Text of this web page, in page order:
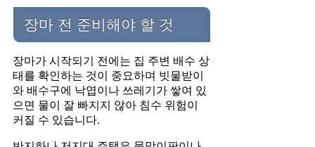
장마 전 준비해야 할 것
장마가 시작되기 전에는 집 주변 배수 상
태를 확인하는 것이 중요하며 빗물받이
와 배수구에 낙엽이나 쓰레기가 쌓여 있
으면 물이 잘 빠지지 않아 침수 위험이
커질 수 있습니다.